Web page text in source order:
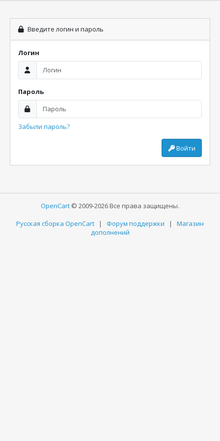
Введите логин и пароль
Логин
Пароль
Забыли пароль?
Войти
OpenCart © 2009-2026 Все права защищены.
Русская сборка OpenCart | Форум поддержки | Магазин
дополнений